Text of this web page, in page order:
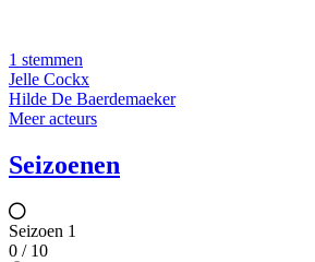
1 stemmen
Jelle Cockx
Hilde De Baerdemaeker
Meer acteurs
Seizoenen
Seizoen 1
0 / 10